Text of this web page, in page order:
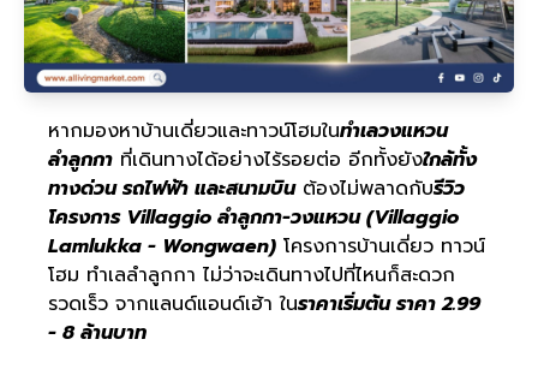
หากมองหาบ้านเดี่ยวและทาวน์โฮมในทำเลวงแหวน
ลำลูกกา ที่เดินทางได้อย่างไร้รอยต่อ อีกทั้งยังใกล้ทั้ง
ทางด่วน รถไฟฟ้า และสนามบินต้องไม่พลาดกับรีวิว
โครงการ Villaggio ลำลูกกา-วงแหวน (Villaggio
Lamlukka - Wongwaen) โครงการบ้านเดี่ยว ทาวน์
โฮม ทำเลลำลูกกา ไม่ว่าจะเดินทางไปที่ไหนก็สะดวก
รวดเร็ว จากแลนด์แอนด์เฮ้า ในราคาเริ่มต้น ราคา 2.99
- 8 ล้านบาท